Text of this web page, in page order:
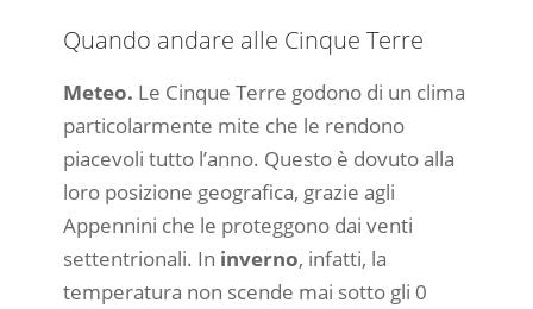
Quando andare alle Cinque Terre
Meteo. Le Cinque Terre godono di un clima
particolarmente mite che le rendono
piacevoli tutto l’anno. Questo è dovuto alla
loro posizione geografica, grazie agli
Appennini che le proteggono dai venti
settentrionali. In inverno, infatti, la
temperatura non scende mai sotto gli 0